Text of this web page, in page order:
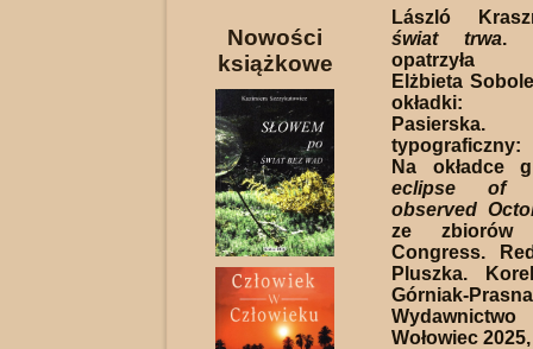
Nowości
książkowe
László
świat trwa.
opatrzyła
Elżbieta
okładki:
typograficzny:
Na okładce
eclipse of
observed
ze
Congress.
Pluszka.
Górniak-
Wołowiec